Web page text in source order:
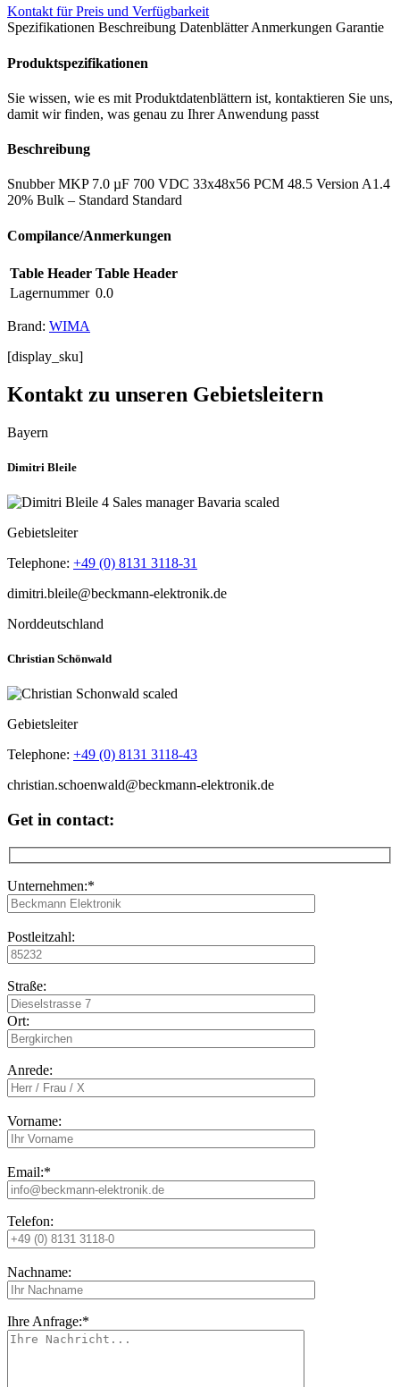
Kontakt für Preis und Verfügbarkeit
Spezifikationen Beschreibung Datenblätter Anmerkungen Garantie
Produktspezifikationen
Sie wissen, wie es mit Produktdatenblättern ist, kontaktieren Sie uns,
damit wir finden, was genau zu Ihrer Anwendung passt
Beschreibung
Snubber MKP 7.0 µF 700 VDC 33x48x56 PCM 48.5 Version A1.4
20% Bulk – Standard Standard
Compilance/Anmerkungen
Table Header Table Header
Lagernummer 0.0
Brand: WIMA
[display_sku]
Kontakt zu unseren Gebietsleitern
Bayern
Dimitri Bleile
Gebietsleiter
Telephone: +49 (0) 8131 3118-31
Norddeutschland
Christian Schönwald
Gebietsleiter
Telephone: +49 (0) 8131 3118-43
Get in contact:
Unternehmen:*
Postleitzahl:
Straße:
Ort:
Anrede:
Vorname:
Email:*
Telefon:
Nachname:
Ihre Anfrage:*